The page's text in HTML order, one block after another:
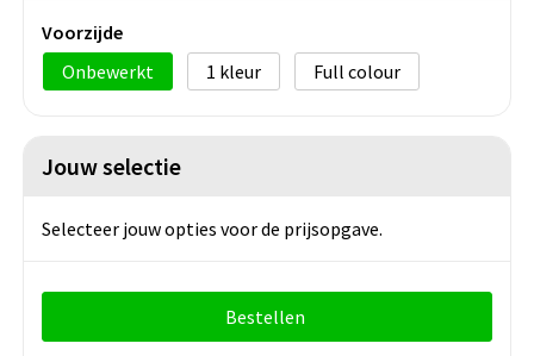
Voorzijde
Onbewerkt
1 Full colour
Jouw selectie
Selecteer jouw opties voor de prijsopgave.
Bestellen